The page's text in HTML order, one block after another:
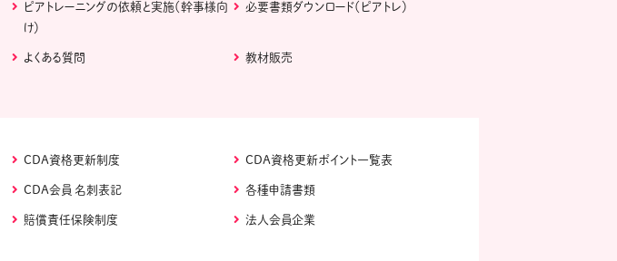
ピアトレーニングの依頼と実施（幹事様向
け）
必要書類ダウンロード（ピアトレ）
よくある質問 教材販売
CDA資格更新制度 CDA資格更新ポイント一覧表
CDA会員 名刺表記 各種申請書類
賠償責任保険制度 法人会員企業